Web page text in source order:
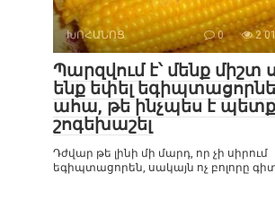
ԽՈՀԱՆՈՑ 0 2
Պարզվում է՝ մենք միշտ
ենք եփել
ահա, թե ինչպես է
շոգեխաշել
Դժվար թե լինի մի մարդ, որ չի սիրում
եգիպտացորեն, սակայն ոչ բոլորը